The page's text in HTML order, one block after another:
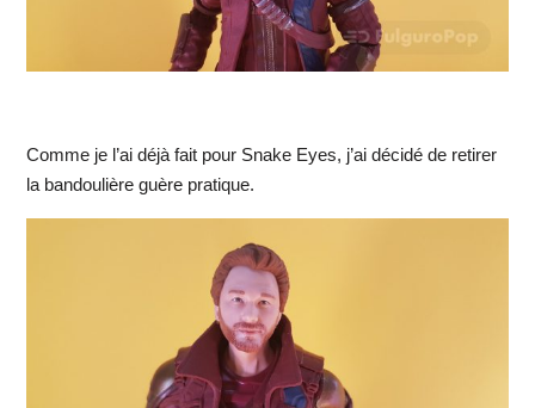
Comme je l’ai déjà fait pour Snake Eyes, j’ai décidé de retirer
la bandoulière guère pratique.